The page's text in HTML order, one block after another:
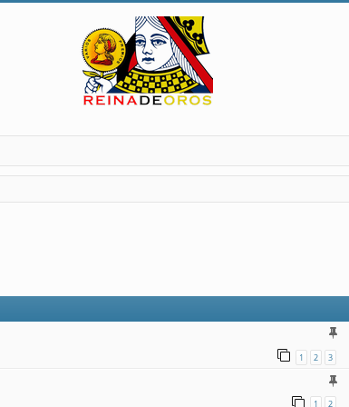
1 2 3
1 2